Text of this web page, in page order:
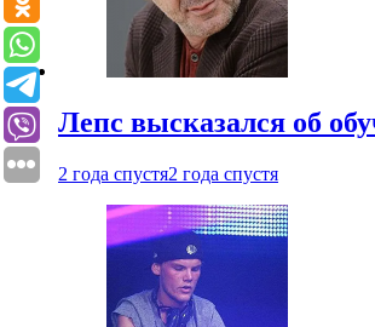
Лепс высказался об
2 года спустя2 года спустя